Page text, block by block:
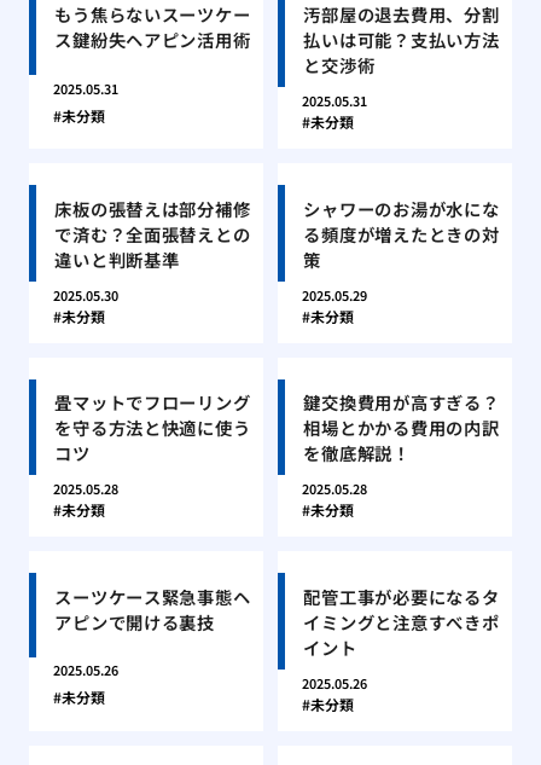
もう焦らないスーツケー
ス鍵紛失ヘアピン活用術
2025.05.31
未分類
汚部屋の退去費用、分割
払いは可能？支払い方法
と交渉術
2025.05.31
未分類
床板の張替えは部分補修
で済む？全面張替えとの
違いと判断基準
2025.05.30
未分類
シャワーのお湯が水にな
る頻度が増えたときの対
策
2025.05.29
未分類
畳マットでフローリング
を守る方法と快適に使う
コツ
2025.05.28
未分類
鍵交換費用が高すぎる？
相場とかかる費用の内訳
を徹底解説！
2025.05.28
未分類
スーツケース緊急事態ヘ
アピンで開ける裏技
2025.05.26
未分類
配管工事が必要になるタ
イミングと注意すべきポ
イント
2025.05.26
未分類